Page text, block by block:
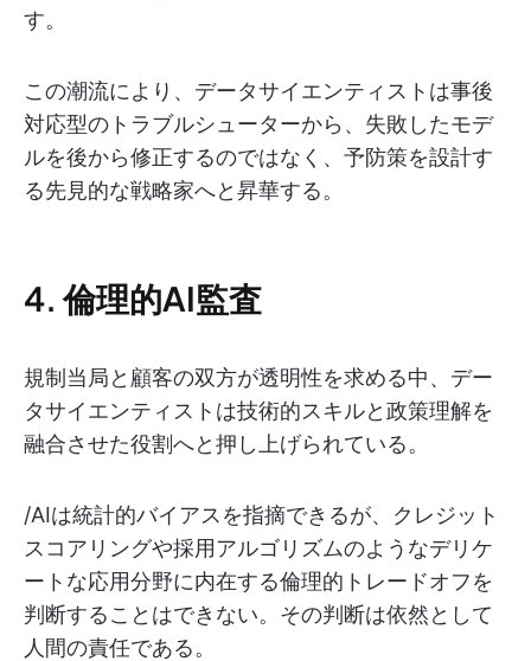
す。
この潮流により、データサイエンティストは事後
対応型のトラブルシューターから、失敗したモデ
ルを後から修正するのではなく、予防策を設計す
る先見的な戦略家へと昇華する。
4. 倫理的AI監査
規制当局と顧客の双方が透明性を求める中、デー
タサイエンティストは技術的スキルと政策理解を
融合させた役割へと押し上げられている。
/AIは統計的バイアスを指摘できるが、クレジット
スコアリングや採用アルゴリズムのようなデリケ
ートな応用分野に内在する倫理的トレードオフを
判断することはできない。その判断は依然として
人間の責任である。